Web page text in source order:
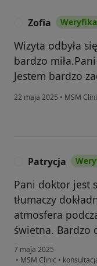
Zofia
Wizyta odbyła
bardzo
Jestem bardzo
22 maja 2025 • MSM
Patrycja
Pani doktor jest
tłumaczy
atmosfera
świetna. Bardzo
7 maja 2025
• MSM Clinic •